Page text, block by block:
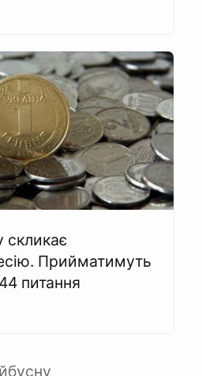
Прийматимуть
питання